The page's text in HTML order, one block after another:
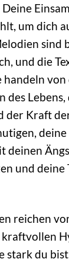
um dich
sind
und die
handeln von
des
der Kraft
deinen
und deine
reichen
stark du